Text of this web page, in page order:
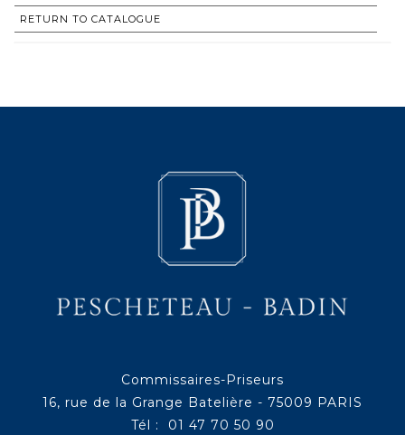
RETURN TO CATALOGUE
Commissaires-Priseurs
16, rue de la Grange Batelière - 75009 PARIS
Tél : 01 47 70 50 90